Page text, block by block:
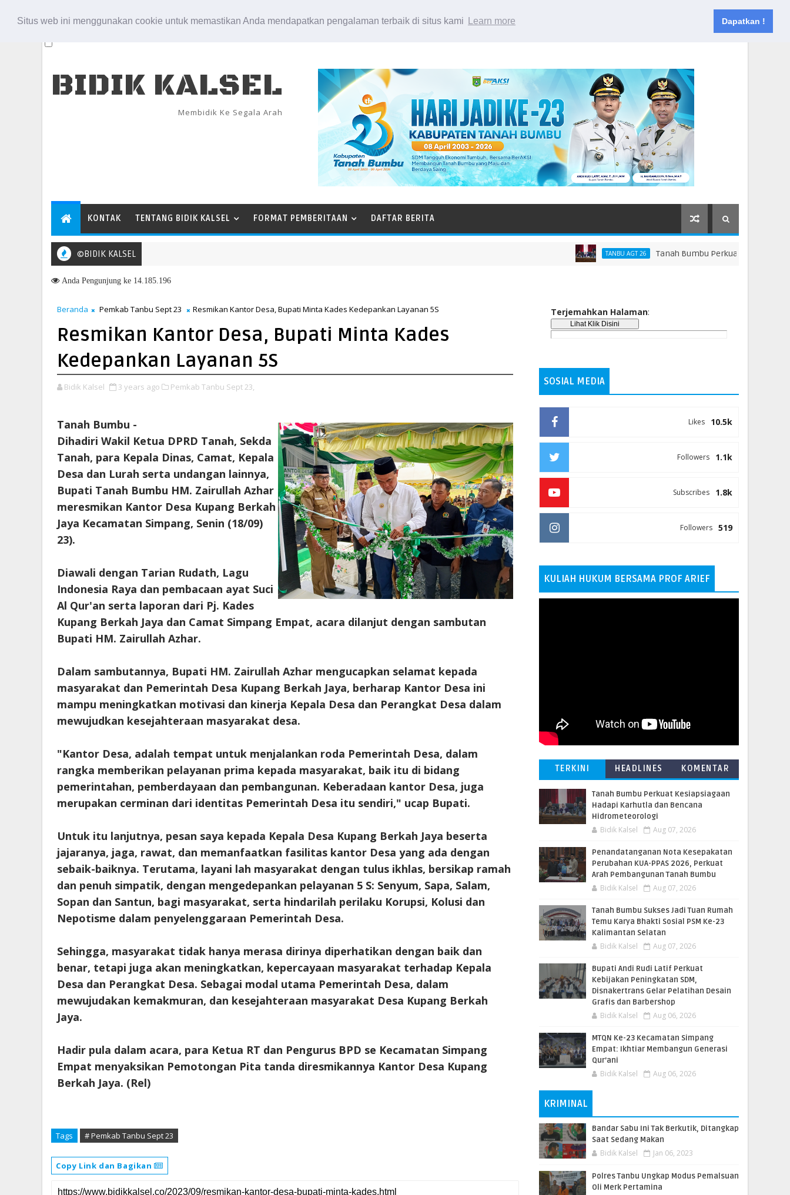
Situs web ini menggunakan cookie untuk memastikan Anda mendapatkan pengalaman terbaik di situs kami Learn more Dapatkan !
Kontak
BIDIK KALSEL
Membidik Ke Segala Arah
KONTAK TENTANG BIDIK KALSEL FORMAT PEMBERITAAN DAFTAR BERITA
©BIDIK KALSEL TANBU AGT 26 Tanah Bumbu Perkuat Kesiapsiagaan
MTQN Ke-23 Kecamatan Simpang Empat: Ikhtiar Membangun Generasi Qur’ani
Anda Pengunjung ke 14.185.196
Beranda Pemkab Tanbu Sept 23 Resmikan Kantor Desa, Bupati Minta Kades Kedepankan Layanan 5S
Resmikan Kantor Desa, Bupati Minta Kades
Kedepankan Layanan 5S
Bidik Kalsel 3 years ago Pemkab Tanbu Sept 23,
Tanah Bumbu -
Dihadiri Wakil Ketua DPRD Tanah, Sekda
Tanah, para Kepala Dinas, Camat, Kepala
Desa dan Lurah serta undangan lainnya,
Bupati Tanah Bumbu HM. Zairullah Azhar
meresmikan Kantor Desa Kupang Berkah
Jaya Kecamatan Simpang, Senin (18/09)
23).
Diawali dengan Tarian Rudath, Lagu
Indonesia Raya dan pembacaan ayat Suci
Al Qur'an serta laporan dari Pj. Kades
Kupang Berkah Jaya dan Camat Simpang Empat, acara dilanjut dengan sambutan
Bupati HM. Zairullah Azhar.
Dalam sambutannya, Bupati HM. Zairullah Azhar mengucapkan selamat kepada
masyarakat dan Pemerintah Desa Kupang Berkah Jaya, berharap Kantor Desa ini
mampu meningkatkan motivasi dan kinerja Kepala Desa dan Perangkat Desa dalam
mewujudkan kesejahteraan masyarakat desa.
"Kantor Desa, adalah tempat untuk menjalankan roda Pemerintah Desa, dalam
rangka memberikan pelayanan prima kepada masyarakat, baik itu di bidang
pemerintahan, pemberdayaan dan pembangunan. Keberadaan kantor Desa, juga
merupakan cerminan dari identitas Pemerintah Desa itu sendiri," ucap Bupati.
Untuk itu lanjutnya, pesan saya kepada Kepala Desa Kupang Berkah Jaya beserta
jajaranya, jaga, rawat, dan memanfaatkan fasilitas kantor Desa yang ada dengan
sebaik-baiknya. Terutama, layani lah masyarakat dengan tulus ikhlas, bersikap ramah
dan penuh simpatik, dengan mengedepankan pelayanan 5 S: Senyum, Sapa, Salam,
Sopan dan Santun, bagi masyarakat, serta hindarilah perilaku Korupsi, Kolusi dan
Nepotisme dalam penyelenggaraan Pemerintah Desa.
Sehingga, masyarakat tidak hanya merasa dirinya diperhatikan dengan baik dan
benar, tetapi juga akan meningkatkan, kepercayaan masyarakat terhadap Kepala
Desa dan Perangkat Desa. Sebagai modal utama Pemerintah Desa, dalam
mewujudakan kemakmuran, dan kesejahteraan masyarakat Desa Kupang Berkah
Jaya.
Hadir pula dalam acara, para Ketua RT dan Pengurus BPD se Kecamatan Simpang
Empat menyaksikan Pemotongan Pita tanda diresmikannya Kantor Desa Kupang
Berkah Jaya. (Rel)
Tags # Pemkab Tanbu Sept 23
Copy Link dan Bagikan
Terjemahkan Halaman:
SOSIAL MEDIA
10.5k
Likes
1.1k
Followers
1.8k
Subscribes
519
Followers
KULIAH HUKUM BERSAMA PROF ARIEF
TERKINI HEADLINES KOMENTAR
Tanah Bumbu Perkuat Kesiapsiagaan
Hadapi Karhutla dan Bencana
Hidrometeorologi
Bidik Kalsel Aug 07, 2026
Penandatanganan Nota Kesepakatan
Perubahan KUA-PPAS 2026, Perkuat
Arah Pembangunan Tanah Bumbu
Bidik Kalsel Aug 07, 2026
Tanah Bumbu Sukses Jadi Tuan Rumah
Temu Karya Bhakti Sosial PSM Ke-23
Kalimantan Selatan
Bidik Kalsel Aug 07, 2026
Bupati Andi Rudi Latif Perkuat
Kebijakan Peningkatan SDM,
Disnakertrans Gelar Pelatihan Desain
Grafis dan Barbershop
Bidik Kalsel Aug 06, 2026
MTQN Ke-23 Kecamatan Simpang
Empat: Ikhtiar Membangun Generasi
Qur’ani
Bidik Kalsel Aug 06, 2026
KRIMINAL
Bandar Sabu Ini Tak Berkutik, Ditangkap
Saat Sedang Makan
Bidik Kalsel Jan 06, 2023
Polres Tanbu Ungkap Modus Pemalsuan
Oli Merk Pertamina